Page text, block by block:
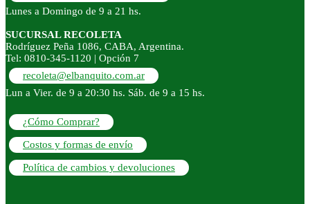
Lunes a Domingo de 9 a 21 hs.
SUCURSAL RECOLETA
Rodríguez Peña 1086, CABA, Argentina.
Tel: 0810-345-1120 | Opción 7
recoleta@elbanquito.com.ar
Lun a Vier. de 9 a 20:30 hs. Sáb. de 9 a 15 hs.
¿Cómo Comprar?
Costos y formas de envío
Política de cambios y devoluciones